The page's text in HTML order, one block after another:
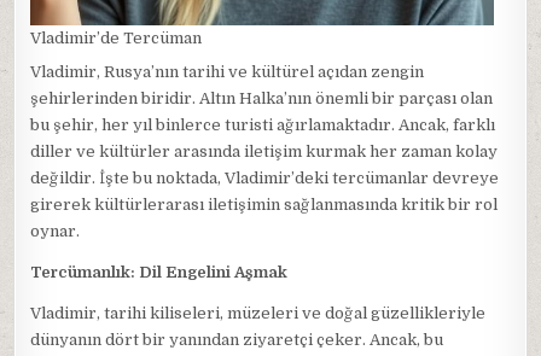
Vladimir’de Tercüman
Vladimir, Rusya’nın tarihi ve kültürel açıdan zengin
şehirlerinden biridir. Altın Halka’nın önemli bir parçası olan
bu şehir, her yıl binlerce turisti ağırlamaktadır. Ancak, farklı
diller ve kültürler arasında iletişim kurmak her zaman kolay
değildir. İşte bu noktada, Vladimir’deki tercümanlar devreye
girerek kültürlerarası iletişimin sağlanmasında kritik bir rol
oynar.
Tercümanlık: Dil Engelini Aşmak
Vladimir, tarihi kiliseleri, müzeleri ve doğal güzellikleriyle
dünyanın dört bir yanından ziyaretçi çeker. Ancak, bu